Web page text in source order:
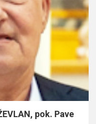
pok. Pave